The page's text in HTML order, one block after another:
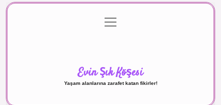
Gizlilik Politikası
menüyü
aç
Evin Şık Köşesi
Yaşam alanlarına zarafet katan fikirler!